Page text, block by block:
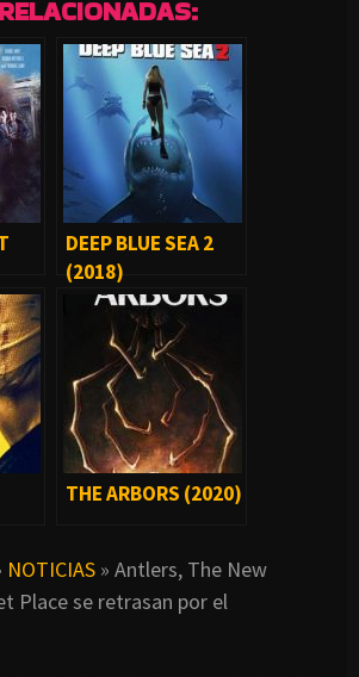
DEEP BLUE SEA 2
(2018)
THE ARBORS (2020)
NOTICIAS » Antlers, The New
Place se retrasan por el